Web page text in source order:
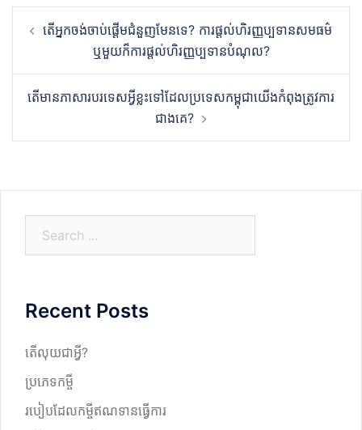
Post
navigation
តើអ្នកចង់ចាប់ផ្ដើមជំនួញមែនទេ? ការផ្ដល់ហិរញ្ញប្បទានសមធម៌
ឬមួយក៏ការផ្ដល់ហិរញ្ញប្បទានបំណុល?
តើមានភាសារបរទេសអ្វីខ្លះទៅដែលប្រទេសកម្ពុជាយើងកំពុងត្រូវការ
ជាងគេ?
c
Recent Posts
តើលុយជាអ្វី?
ប្រភេទកម្ចី
របៀបដែលកម្ចីឥណទានធ្វើការ